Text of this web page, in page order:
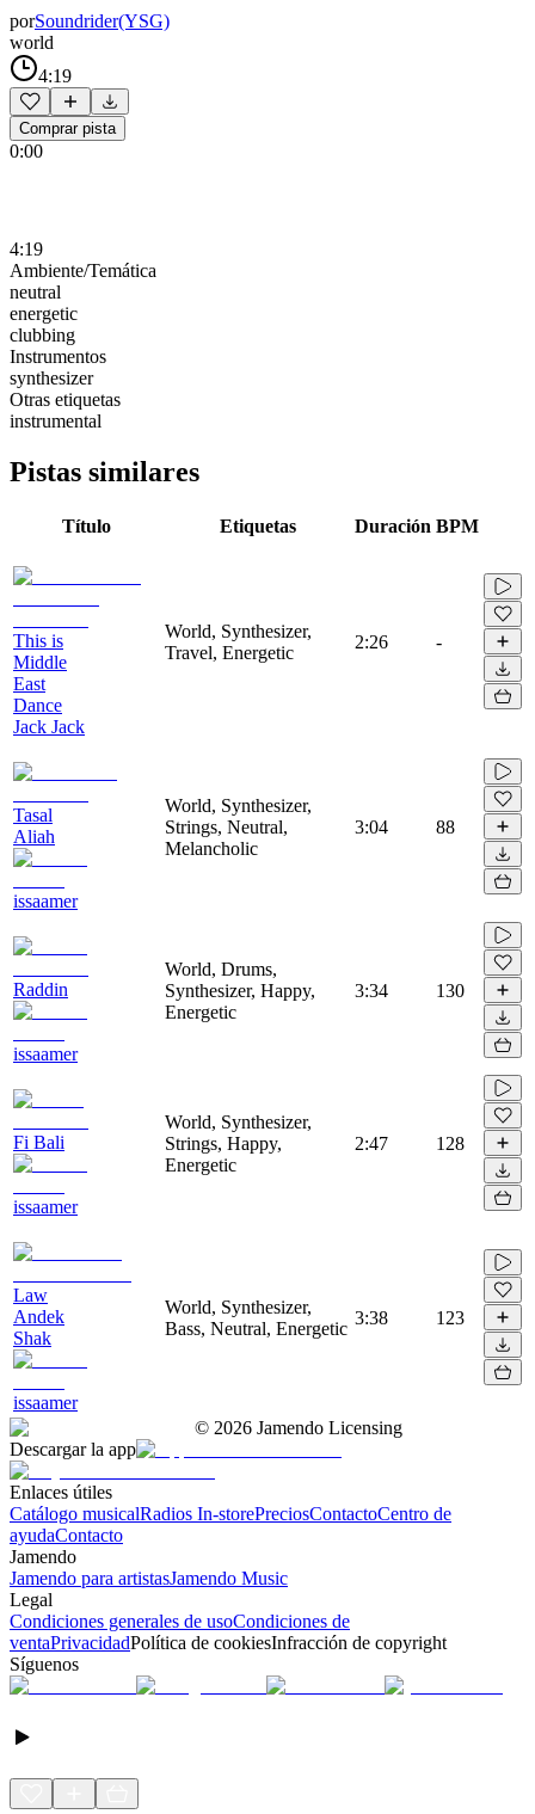
porSoundrider(YSG)
world
4:19
Comprar pista
0:00
4:19
Ambiente/Temática
neutral
energetic
clubbing
Instrumentos
synthesizer
Otras etiquetas
instrumental
Pistas similares
Título Etiquetas Duración BPM
This is
Middle
East
Dance
Jack Jack
World, Synthesizer,
Travel, Energetic
2:26 -
Tasal
Aliah
issaamer
World, Synthesizer,
Strings, Neutral,
Melancholic
3:04 88
Raddin
issaamer
World, Drums,
Synthesizer, Happy,
Energetic
3:34 130
Fi Bali
issaamer
World, Synthesizer,
Strings, Happy,
Energetic
2:47 128
Law
Andek
Shak
issaamer
World, Synthesizer,
Bass, Neutral, Energetic
3:38 123
© 2026 Jamendo Licensing
Descargar la app
Enlaces útiles
Catálogo musicalRadios In-storePreciosContactoCentro de
ayudaContacto
Jamendo
Jamendo para artistasJamendo Music
Legal
Condiciones generales de usoCondiciones de
ventaPrivacidadPolítica de cookiesInfracción de copyright
Síguenos